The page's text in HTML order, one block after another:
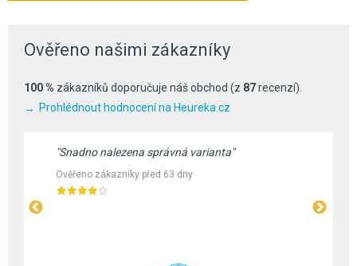
Ověřeno našimi zákazníky
100 % zákazníků doporučuje náš obchod (z 87recenzí).
Prohlédnout hodnocení na Heureka.cz
"Snadno nalezena správná varianta"
Ověřeno zákazníky před 63 dny